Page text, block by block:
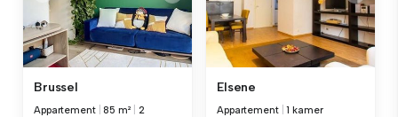
Brussel
Appartement |85 m²
2
Elsene
Appartement |1 kamer